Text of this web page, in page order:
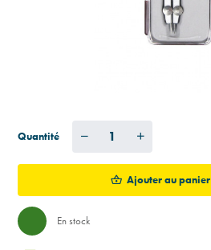
Quantité
Ajouter au panier
En stock